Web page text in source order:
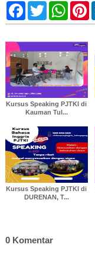
F
c
b
o
k
T
w
i
t
e
r
W
a
s
A
p
p
P
n
Kursus Speaking PJTKI di
Kauman Tul...
Kursus Speaking PJTKI di
DURENAN, T...
0 Komentar